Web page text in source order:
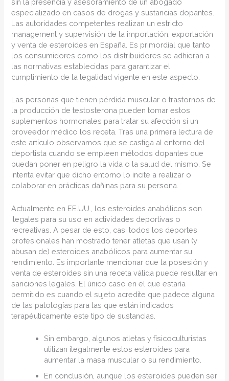
sin la presencia y asesoramiento de un abogado
especializado en casos de drogas y sustancias dopantes.
Las autoridades competentes realizan un estricto
management y supervisión de la importación, exportación
y venta de esteroides en España. Es primordial que tanto
los consumidores como los distribuidores se adhieran a
las normativas establecidas para garantizar el
cumplimiento de la legalidad vigente en este aspecto.
Las personas que tienen pérdida muscular o trastornos de
la producción de testosterona pueden tomar estos
suplementos hormonales para tratar su afección si un
proveedor médico los receta. Tras una primera lectura de
este artículo observamos que se castiga al entorno del
deportista cuando se empleen métodos dopantes que
puedan poner en peligro la vida o la salud del mismo. Se
intenta evitar que dicho entorno lo incite a realizar o
colaborar en prácticas dañinas para su persona.
Actualmente en EE.UU., los esteroides anabólicos son
ilegales para su uso en actividades deportivas o
recreativas. A pesar de esto, casi todos los deportes
profesionales han mostrado tener atletas que usan (y
abusan de) esteroides anabólicos para aumentar su
rendimiento. Es importante mencionar que la posesión y
venta de esteroides sin una receta válida puede resultar en
sanciones legales. El único caso en el que estaría
permitido es cuando el sujeto acredite que padece alguna
de las patologías para las que están indicados
terapéuticamente este tipo de sustancias.
Sin embargo, algunos atletas y físicoculturistas
utilizan ilegalmente estos esteroides para
aumentar la masa muscular o su rendimiento.
En conclusión, aunque los esteroides pueden ser